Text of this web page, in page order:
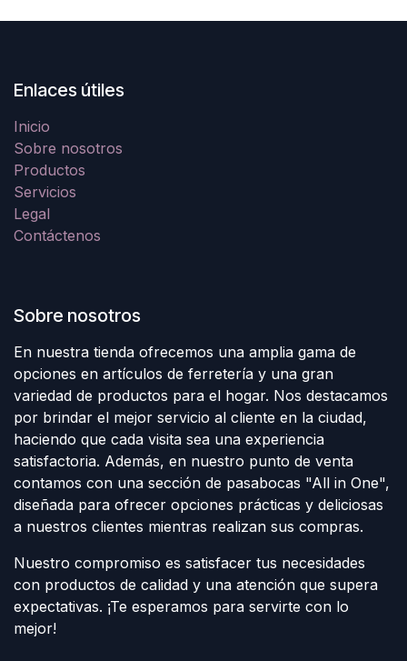
Enlaces útiles
Inicio
Sobre nosotros
Productos
Servicios
Legal
Contáctenos
Sobre nosotros
En nuestra tienda ofrecemos una amplia gama de
opciones en artículos de ferretería y una gran
variedad de productos para el hogar. Nos destacamos
por brindar el mejor servicio al cliente en la ciudad,
haciendo que cada visita sea una experiencia
satisfactoria. Además, en nuestro punto de venta
contamos con una sección de pasabocas "All in One",
diseñada para ofrecer opciones prácticas y deliciosas
a nuestros clientes mientras realizan sus compras.
Nuestro compromiso es satisfacer tus necesidades
con productos de calidad y una atención que supera
expectativas. ¡Te esperamos para servirte con lo
mejor!